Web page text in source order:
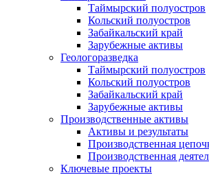
Таймырский полуостров
Кольский полуостров
Забайкальский край
Зарубежные активы
Геологоразведка
Таймырский полуостров
Кольский полуостров
Забайкальский край
Зарубежные активы
Производственные активы
Активы и результаты
Производственная
Производственная
Ключевые проекты